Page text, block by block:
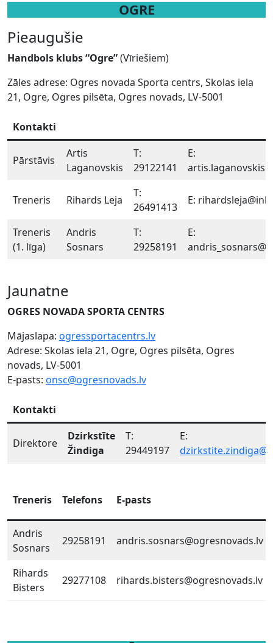
OGRE
Pieaugušie
Handbols klubs “Ogre”(Vīriešiem)
Zāles adrese: Ogres novada Sporta centrs, Skolas iela
21, Ogre, Ogres pilsēta, Ogres novads, LV-5001
Kontakti
Pārstāvis
Artis
Laganovskis
T:
29122141
E:
Treneris Rihards Leja
T:
26491413
E:
Treneris
(1. līga)
Andris
Sosnars
T:
29258191
E:
Jaunatne
OGRES NOVADA SPORTA CENTRS
Mājaslapa: ogressportacentrs.lv
Adrese: Skolas iela 21, Ogre, Ogres pilsēta, Ogres
novads, LV-5001
E-pasts: onsc@ogresnovads.lv
Kontakti
Direktore
Dzirkstīte
Žindiga
T:
29449197
E:
Treneris Telefons E-pasts
Andris
Sosnars
29258191 andris.sosnars@ogresnovads.lv
Rihards
Bisters
29277108 rihards.bisters@ogresnovads.lv